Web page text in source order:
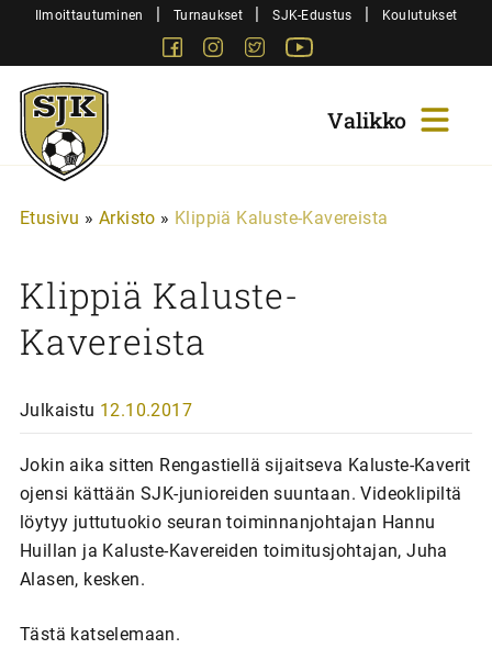
SiirryIlmoittautuminen | Turnaukset | SJK-Edustus | Koulutukset
FacebookInstagram
Twitter
Sjk-
Juniorit
Etusivu » Arkisto » Klippiä Kaluste-Kavereista
Klippiä Kaluste-
Kavereista
Julkaistu 12.10.2017
Jokin aika sitten Rengastiellä sijaitseva Kaluste-Kaverit
ojensi kättään SJK-junioreiden suuntaan. Videoklipiltä
löytyy juttutuokio seuran toiminnanjohtajan Hannu
Huillan ja Kaluste-Kavereiden toimitusjohtajan, Juha
Alasen, kesken.
Tästä katselemaan.